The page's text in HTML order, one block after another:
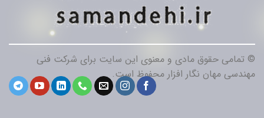
© تمامی حقوق مادی و معنوی این سایت برای شرکت فنی
مهندسی مهان نگار افزار محفوظ است.